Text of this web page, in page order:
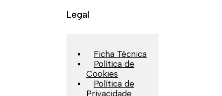
Legal
Ficha Técnica
Política de
Cookies
Política de
Privacidade